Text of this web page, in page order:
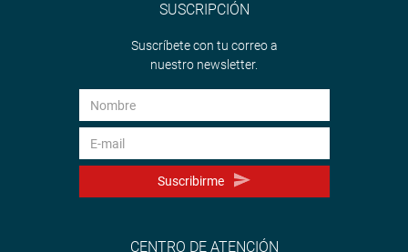
SUSCRIPCIÓN
Suscríbete con tu correo a
nuestro newsletter.
Suscribirme
CENTRO DE ATENCIÓN